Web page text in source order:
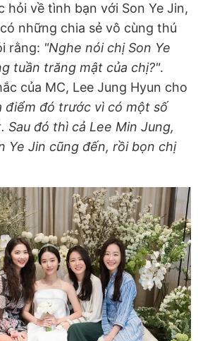
hỏi về tình bạn với Son Ye Jin,
những chia sẻ vô cùng thú
rằng: "Nghe nói chị Son Ye
tuần trăng mật của chị?".
của MC, Lee Jung Hyun cho
điểm đó trước vì có một số
Sau đó thì cả Lee Min Jung,
Ye Jin cũng đến, rồi bọn chị